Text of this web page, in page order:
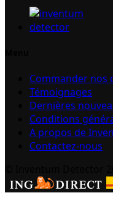
Commander nos
Témoignages
Dernières
Conditions
A propos de
Contactez-nous